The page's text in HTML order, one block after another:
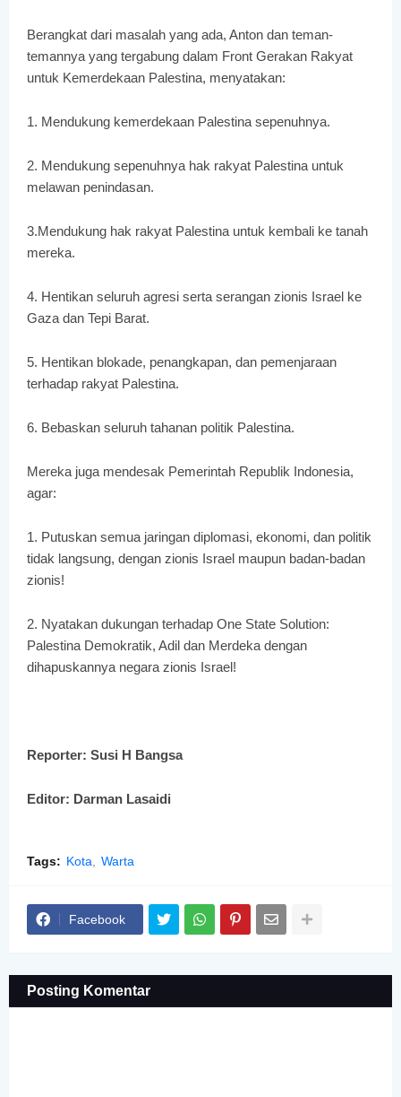
Berangkat dari masalah yang ada, Anton dan teman-
temannya yang tergabung dalam Front Gerakan Rakyat
untuk Kemerdekaan Palestina, menyatakan:
1. Mendukung kemerdekaan Palestina sepenuhnya.
2. Mendukung sepenuhnya hak rakyat Palestina untuk
melawan penindasan.
3.Mendukung hak rakyat Palestina untuk kembali ke tanah
mereka.
4. Hentikan seluruh agresi serta serangan zionis Israel ke
Gaza dan Tepi Barat.
5. Hentikan blokade, penangkapan, dan pemenjaraan
terhadap rakyat Palestina.
6. Bebaskan seluruh tahanan politik Palestina.
Mereka juga mendesak Pemerintah Republik Indonesia,
agar:
1. Putuskan semua jaringan diplomasi, ekonomi, dan politik
tidak langsung, dengan zionis Israel maupun badan-badan
zionis!
2. Nyatakan dukungan terhadap One State Solution:
Palestina Demokratik, Adil dan Merdeka dengan
dihapuskannya negara zionis Israel!
Reporter: Susi H Bangsa
Editor: Darman Lasaidi
Tags: Kota Warta
Facebook
Posting Komentar